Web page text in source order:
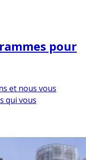
pour
et nous vous
qui vous